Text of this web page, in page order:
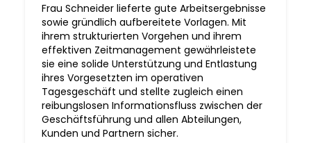
Frau Schneider lieferte gute Arbeitsergebnisse
sowie gründlich aufbereitete Vorlagen. Mit
ihrem strukturierten Vorgehen und ihrem
effektiven Zeitmanagement gewährleistete
sie eine solide Unterstützung und Entlastung
ihres Vorgesetzten im operativen
Tagesgeschäft und stellte zugleich einen
reibungslosen Informationsfluss zwischen der
Geschäftsführung und allen Abteilungen,
Kunden und Partnern sicher.